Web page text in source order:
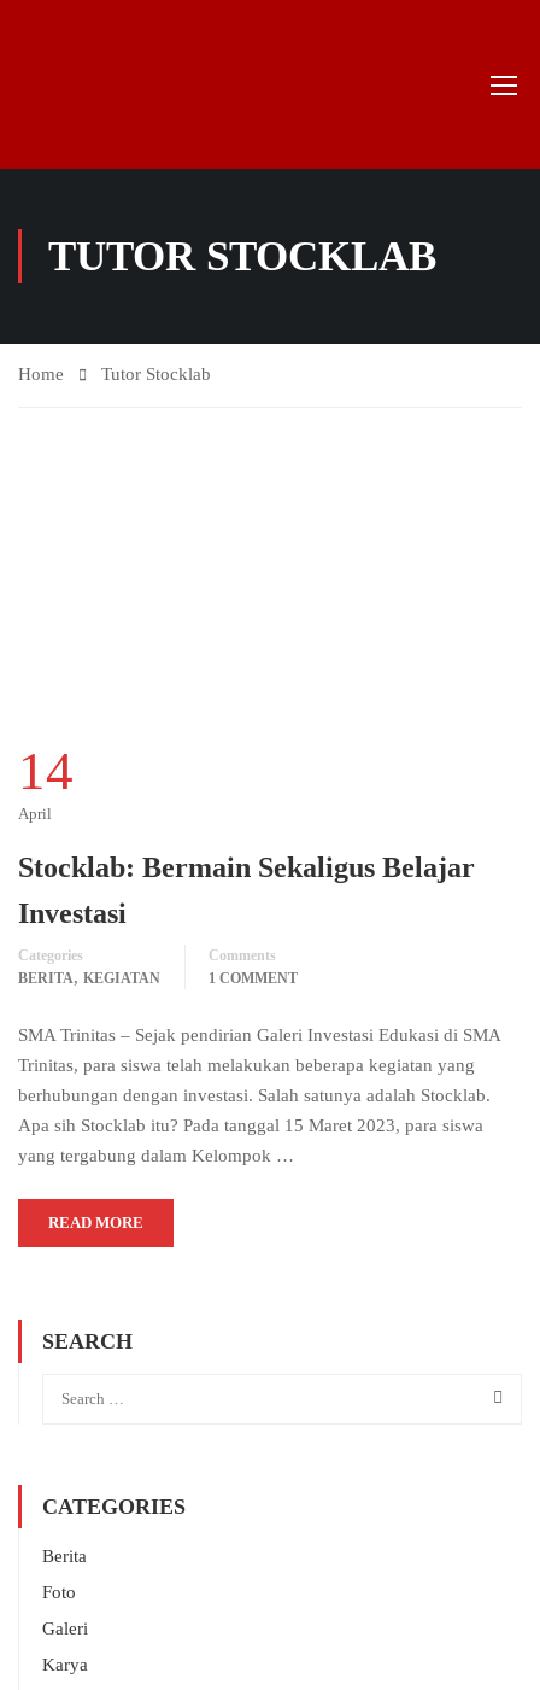
TUTOR STOCKLAB
Home Tutor Stocklab
14
April
Stocklab: Bermain Sekaligus Belajar
Investasi
Categories
BERITA, KEGIATAN
Comments
1 COMMENT
SMA Trinitas – Sejak pendirian Galeri Investasi Edukasi di SMA
Trinitas, para siswa telah melakukan beberapa kegiatan yang
berhubungan dengan investasi. Salah satunya adalah Stocklab.
Apa sih Stocklab itu? Pada tanggal 15 Maret 2023, para siswa
yang tergabung dalam Kelompok …
READ MORE
SEARCH
CATEGORIES
Berita
Foto
Galeri
Karya